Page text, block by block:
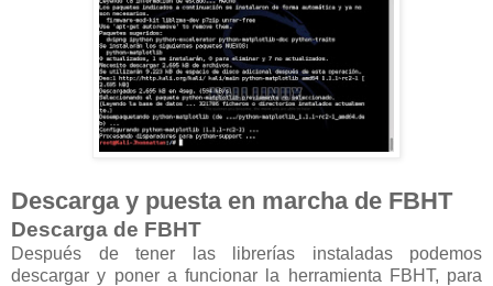
Descarga y puesta en marcha de FBHT
Descarga de FBHT
Después de tener las librerías instaladas podemos
descargar y poner a funcionar la herramienta FBHT, para